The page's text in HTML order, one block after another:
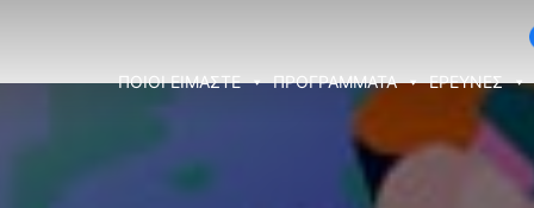
ΠΟΙΟΙ ΕΙΜΑΣΤΕ ΠΡΟΓΡΑΜΜΑΤΑ ΕΡΕΥΝΕΣ